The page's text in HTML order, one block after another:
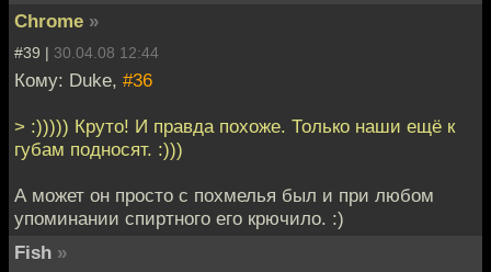
Chrome »
#39 | 30.04.08 12:44
Кому: Duke, #36
> :))))) Круто! И правда похоже. Только наши ещё к
губам подносят. :)))
А может он просто с похмелья был и при любом
упоминании спиртного его крючило. :)
Fish »